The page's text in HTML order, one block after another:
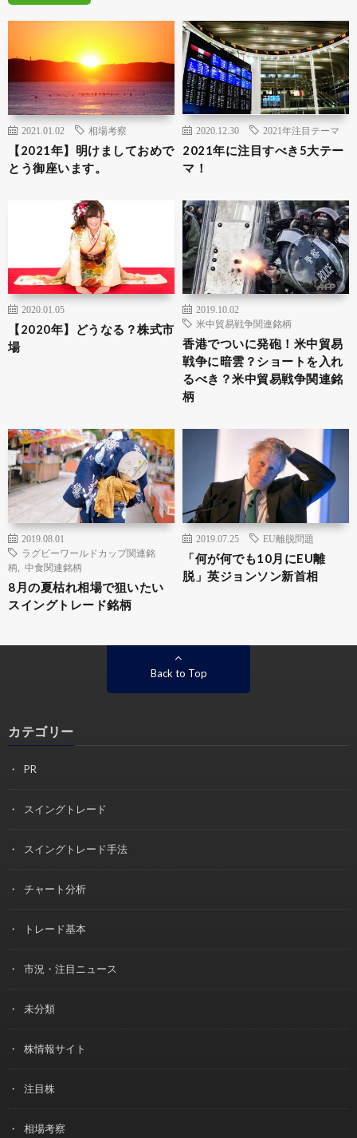
2021.01.02 相場考察
【2021年】明けましておめで
とう御座います。
2020.12.30 2021年注目テーマ
2021年に注目すべき5大テー
マ！
2020.01.05
【2020年】どうなる？株式市
場
2019.10.02
米中貿易戦争関連銘柄
香港でついに発砲！米中貿易
戦争に暗雲？ショートを入れ
るべき？米中貿易戦争関連銘
柄
2019.08.01
ラグビーワールドカップ関連銘
柄
中食関連銘柄
8月の夏枯れ相場で狙いたい
スイングトレード銘柄
2019.07.25 EU離脱問題
「何が何でも10月にEU離
脱」英ジョンソン新首相
Back to Top
カテゴリー
PR
スイングトレード
スイングトレード手法
チャート分析
トレード基本
市況・注目ニュース
未分類
株情報サイト
注目株
相場考察